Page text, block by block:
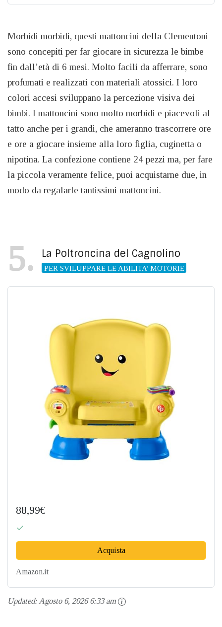
Morbidi morbidi, questi mattoncini della Clementoni
sono concepiti per far giocare in sicurezza le bimbe
fin dall’età di 6 mesi. Molto facili da afferrare, sono
profumati e realizzati con materiali atossici. I loro
colori accesi sviluppano la percezione visiva dei
bimbi. I mattoncini sono molto morbidi e piacevoli al
tatto anche per i grandi, che ameranno trascorrere ore
e ore a giocare insieme alla loro figlia, cuginetta o
nipotina. La confezione contiene 24 pezzi ma, per fare
la piccola veramente felice, puoi acquistarne due, in
modo da regalarle tantissimi mattoncini.
5 La Poltroncina del Cagnolino
PER SVILUPPARE LE ABILITA’ MOTORIE
88,99€
Acquista
Amazon.it
Updated: Agosto 6, 2026 6:33 am